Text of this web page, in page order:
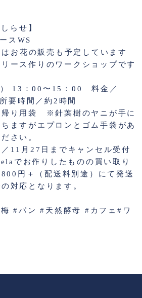
らせ】
スWS
お花の販売も予定しています
ース作りのワークショップです
） 13：00〜15：00 料金／
要時間／約2時間
帰り用袋 ※針葉樹のヤニが手に
ますがエプロンとゴム手袋があ
さい。
11月27日までキャンセル受付
でお作りしたものの買い取り
円＋（配送料別途）にて発送
対応となります。
#パン #天然酵母 #カフェ#ワ